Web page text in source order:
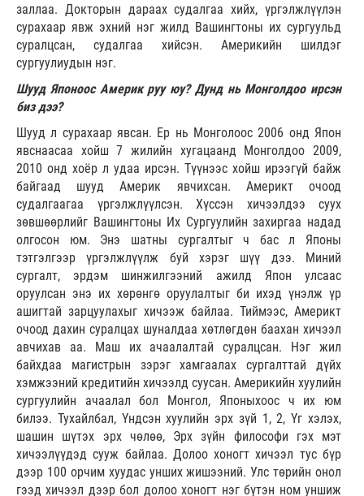
заллаа. Докторын дараах судалгаа хийх, үргэлжлүүлэн
сурахаар явж эхний нэг жилд Вашингтоны их сургуульд
суралцсан, судалгаа хийсэн. Америкийн шилдэг
сургуулиудын нэг.
Шууд Японоос Америк руу юу? Дунд нь Монголдоо ирсэн
биз дээ?
Шууд л сурахаар явсан. Ер нь Монголоос 2006 онд Япон
явснаасаа хойш 7 жилийн хугацаанд Монголдоо 2009,
2010 онд хоёр л удаа ирсэн. Түүнээс хойш ирээгүй байж
байгаад шууд Америк явчихсан. Америкт очоод
судалгаагаа үргэлжлүүлсэн. Хүссэн хичээлдээ суух
зөвшөөрлийг Вашингтоны Их Сургуулийн захиргаа надад
олгосон юм. Энэ шатны сургалтыг ч бас л Японы
тэтгэлгээр үргэлжлүүлж буй хэрэг шүү дээ. Миний
сургалт, эрдэм шинжилгээний ажилд Япон улсаас
оруулсан энэ их хөрөнгө оруулалтыг би ихэд үнэлж үр
ашигтай зарцуулахыг хичээж байлаа. Тиймээс, Америкт
очоод дахин суралцах шуналдаа хөтлөгдөн баахан хичээл
авчихав аа. Маш их ачаалалтай суралцсан. Нэг жил
байхдаа магистрын зэрэг хамгаалах сургалттай дүйх
хэмжээний кредитийн хичээлд суусан. Америкийн хуулийн
сургуулийн ачаалал бол Монгол, Японыхоос ч их юм
билээ. Тухайлбал, Үндсэн хуулийн эрх зүй 1, 2, Үг хэлэх,
шашин шүтэх эрх чөлөө, Эрх зүйн философи гэх мэт
хичээлүүдэд сууж байлаа. Долоо хоногт хичээл тус бүр
дээр 100 орчим хуудас унших жишээний. Улс төрийн онол
гээд хичээл дээр бол долоо хоногт нэг бүтэн ном уншиж